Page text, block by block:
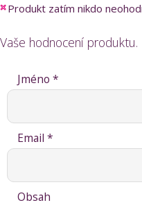
Produkt zatím nikdo
Vaše hodnocení produktu.
Jméno *
Email *
Obsah